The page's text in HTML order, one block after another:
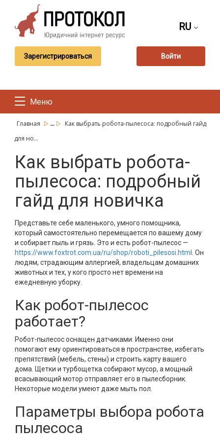
RU
Зарегистрироваться Войти
Меню
Главная ...
Как выбрать робота-пылесоса: подробный гайд
для но...
Как выбрать робота-
пылесоса: подробный
гайд для новичка
Представьте себе маленького, умного помощника,
который самостоятельно перемещается по вашему дому
и собирает пыль и грязь. Это и есть робот-пылесос —
https://www.foxtrot.com.ua/ru/shop/roboti_pilesosi.html
. Он
людям, страдающим аллергией, владельцам домашних
животных и тех, у кого просто нет времени на
ежедневную уборку.
Как робот-пылесос
работает?
Робот-пылесос оснащен датчиками. Именно они
помогают ему ориентироваться в пространстве, избегать
препятствий (мебель, стены) и строить карту вашего
дома. Щетки и турбощетка собирают мусор, а мощный
всасывающий мотор отправляет его в пылесборник.
Некоторые модели умеют даже мыть пол.
Параметры выбора робота
пылесоса